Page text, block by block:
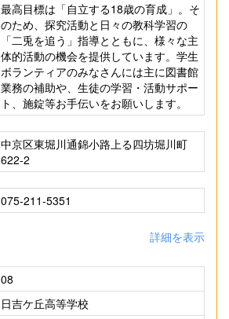
最高目標は「自立する18歳の育成」。そ
のため、探究活動と日々の教科学習の
「二兎を追う」指導とともに、様々な主
体的活動の機会を提供しています。学生
ボランティアのみなさんには主に図書館
業務の補助や、生徒の学習・活動サポー
ト、施錠等お手伝いをお願いします。
中京区東堀川通錦小路上る四坊堀川町
622-2
075-211-5351
詳細を表示
08
日吉ケ丘高等学校